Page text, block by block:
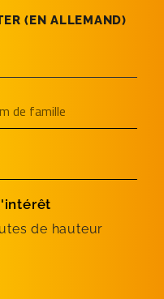
(EN­ ALLEMAND)
de hauteur